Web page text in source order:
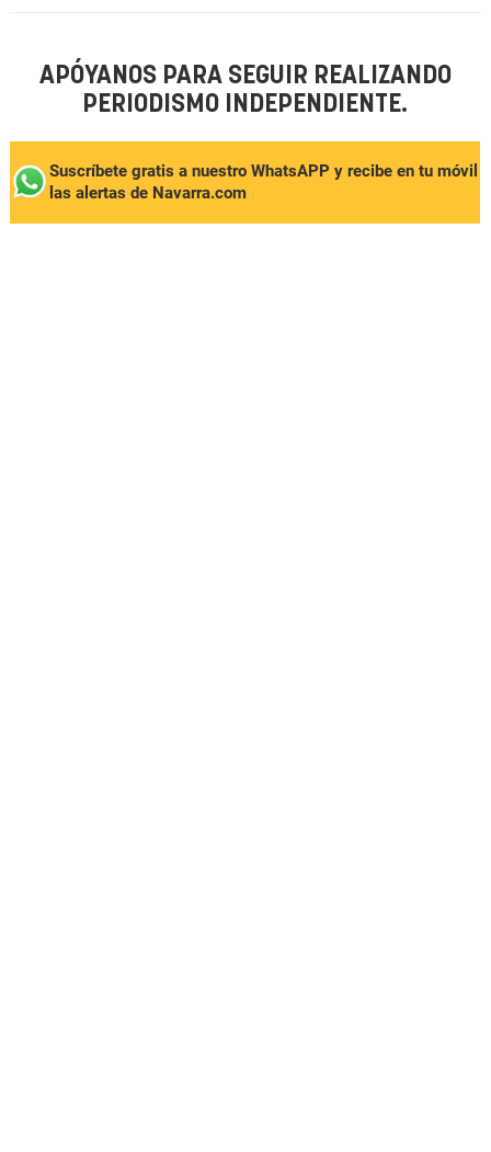
APÓYANOS PARA SEGUIR REALIZANDO
PERIODISMO INDEPENDIENTE.
Suscríbete gratis a nuestro WhatsAPP y recibe en tu móvil
las alertas de Navarra.com